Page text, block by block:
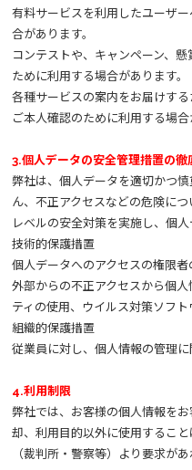
有料サービスを利用したユーザ
合があります。
コンテストや、キャンペーン、
ために利用する場合があります。
各種サービスの案内をお届けする
ご本人確認のために利用する場合
3.個人データの安全管理措置の徹
弊社は、個人データを適切かつ
ん、不正アクセスなどの危険に
レベルの安全対策を実施し、個人
技術的保護措置
個人データへのアクセスの権限者
外部からの不正アクセスから個
ティの使用、ウイルス対策ソフト
組織的保護措置
従業員に対し、個人情報の管理に
4.利用制限
弊社では、お客様の個人情報を
却、利用目的以外に使用するこ
（裁判所・警察等）より要求が